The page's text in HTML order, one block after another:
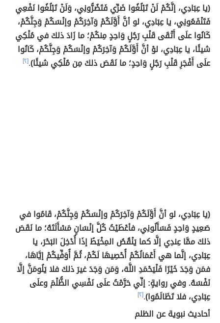
(يا عِبَادِي، إنَّكُمْ لَنْ تَبْلُغُوا ضَرِّي فَتَضُرُّونِي، وَلَنْ تَبْلُغُوا نَفْعِي
فَتَنْفَعُونِي، يا عِبَادِي، لو أنَّ أَوَّلَكُمْ وَآخِرَكُمْ وإنْسَكُمْ وَجِنَّكُمْ،
كَانُوا علَى أَتْقَى قَلْبِ رَجُلٍ وَاحِدٍ مِنكُمْ؛ ما زَادَ ذلكَ في مُلْكِي
شيئًا، يا عِبَادِي، لوْ أنَّ أَوَّلَكُمْ وَآخِرَكُمْ وإنْسَكُمْ وَجِنَّكُمْ، كَانُوا
علَى أَفْجَرِ قَلْبِ رَجُلٍ وَاحِدٍ؛ ما نَقَصَ ذلكَ مِن مُلْكِي شيئًا).[٢]
(يا عِبَادِي، لو أنَّ أَوَّلَكُمْ وَآخِرَكُمْ وإنْسَكُمْ وَجِنَّكُمْ، قَامُوا في
صَعِيدٍ وَاحِدٍ فَسَأَلُونِي، فأعْطَيْتُ كُلَّ إنْسَانٍ مَسْأَلَتَهُ؛ ما نَقَصَ
ذلكَ ممَّا عِندِي إلَّا كما يَنْقُصُ المِخْيَطُ إذَا أُدْخِلَ البَحْرَ، يا
عِبَادِي، إنَّما هي أَعْمَالُكُمْ أُحْصِيهَا لَكُمْ، ثُمَّ أُوَفِّيكُمْ إيَّاهَا،
فمَن وَجَدَ خَيْرًا فَلْيَحْمَدِ اللَّهَ، وَمَن وَجَدَ غيرَ ذلكَ فلا يَلُومَنَّ إلَّا
نَفْسَهُ. وفي روايةٍ: إنِّي حَرَّمْتُ علَى نَفْسِي الظُّلْمَ وعلَى
عِبَادِي، فلا تَظَالَمُوا).[٢]
أحاديث نبوية عن الظلم